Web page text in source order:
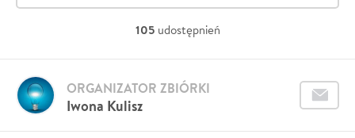
105 udostępnień
Iwona Kulisz
ORGANIZATOR ZBIÓRKI